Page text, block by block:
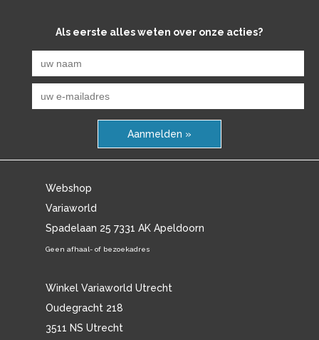
Als eerste alles weten over onze acties?
Aanmelden »
Webshop
Variaworld
Spadelaan 25 7331 AK Apeldoorn
Geen afhaal- of bezoekadres
Winkel Variaworld Utrecht
Oudegracht 218
3511 NS Utrecht